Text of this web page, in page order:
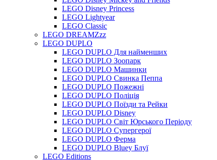
LEGO Disney Princess
LEGO Lightyear
LEGO Classic
LEGO DREAMZzz
LEGO DUPLO
LEGO DUPLO Для найменших
LEGO DUPLO Зоопарк
LEGO DUPLO Машинки
LEGO DUPLO Свинка Пеппа
LEGO DUPLO Пожежні
LEGO DUPLO Поліція
LEGO DUPLO Поїзди та Рейки
LEGO DUPLO Disney
LEGO DUPLO Світ Юрського Періоду
LEGO DUPLO Супергерої
LEGO DUPLO Ферма
LEGO DUPLO Bluey Блуї
LEGO Editions